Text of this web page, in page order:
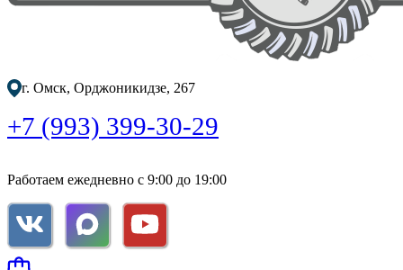
г. Омск, Орджоникидзе, 267
+7 (993) 399-30-29
Работаем ежедневно с 9:00 до 19:00